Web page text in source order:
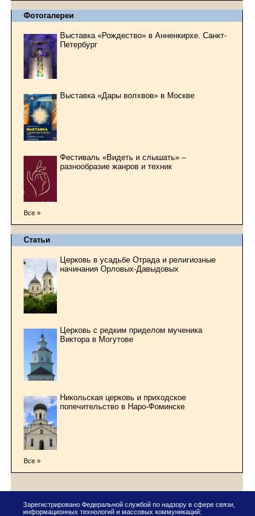
Фотогалереи
Выставка «Рождество» в Анненкирхе. Санкт-
Петербург
Выставка «Дары волхвов» в Москве
Фестиваль «Видеть и слышать» –
разнообразие жанров и техник
Все »
Статьи
Церковь в усадьбе Отрада и религиозные
начинания Орловых-Давыдовых
Церковь с редким приделом мученика
Виктора в Могутове
Никольская церковь и приходское
попечительство в Наро-Фоминске
Все »
Зарегистрировано Федеральной службой по надзору в сфере связи,
информационных технологий и массовых коммуникаций: